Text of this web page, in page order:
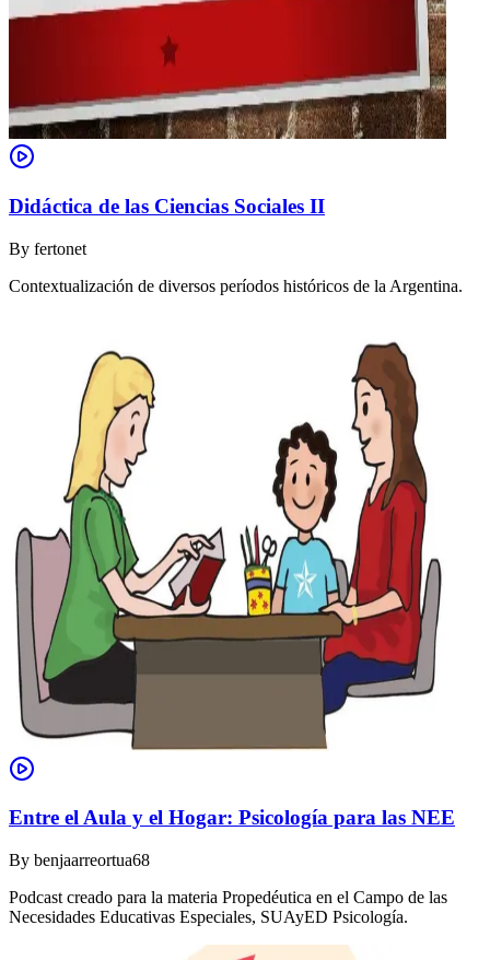
Didáctica de las Ciencias Sociales II
By fertonet
Contextualización de diversos períodos históricos de la Argentina.
Entre el Aula y el Hogar: Psicología para las NEE
By benjaarreortua68
Podcast creado para la materia Propedéutica en el Campo de las
Necesidades Educativas Especiales, SUAyED Psicología.